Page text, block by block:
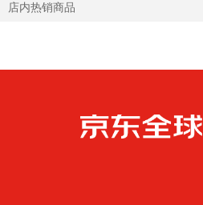
店内热销商品